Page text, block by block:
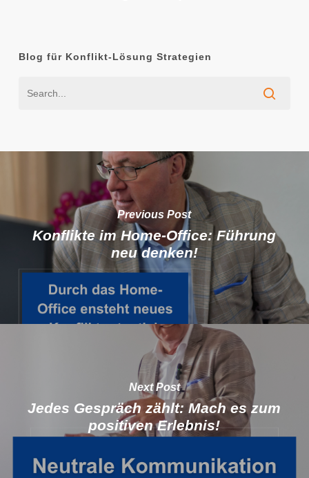
Blog für Konflikt-Lösung Strategien
Previous Post
Konflikte im Home-Office: Führung
neu denken!
Next Post
Jedes Gespräch zählt: Mach es zum
positiven Erlebnis!